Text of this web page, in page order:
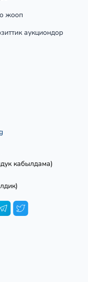
жооп
аукциондор
кабылдама)